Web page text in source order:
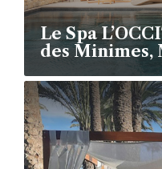
Le Spa
des Minimes,